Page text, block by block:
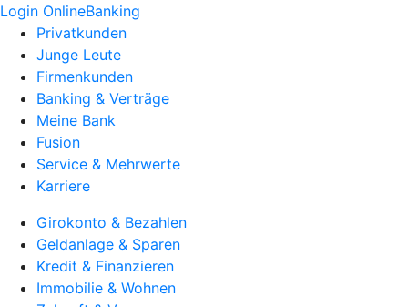
Login OnlineBanking
Privatkunden
Junge Leute
Firmenkunden
Banking & Verträge
Meine Bank
Fusion
Service & Mehrwerte
Karriere
Girokonto & Bezahlen
Geldanlage & Sparen
Kredit & Finanzieren
Immobilie & Wohnen